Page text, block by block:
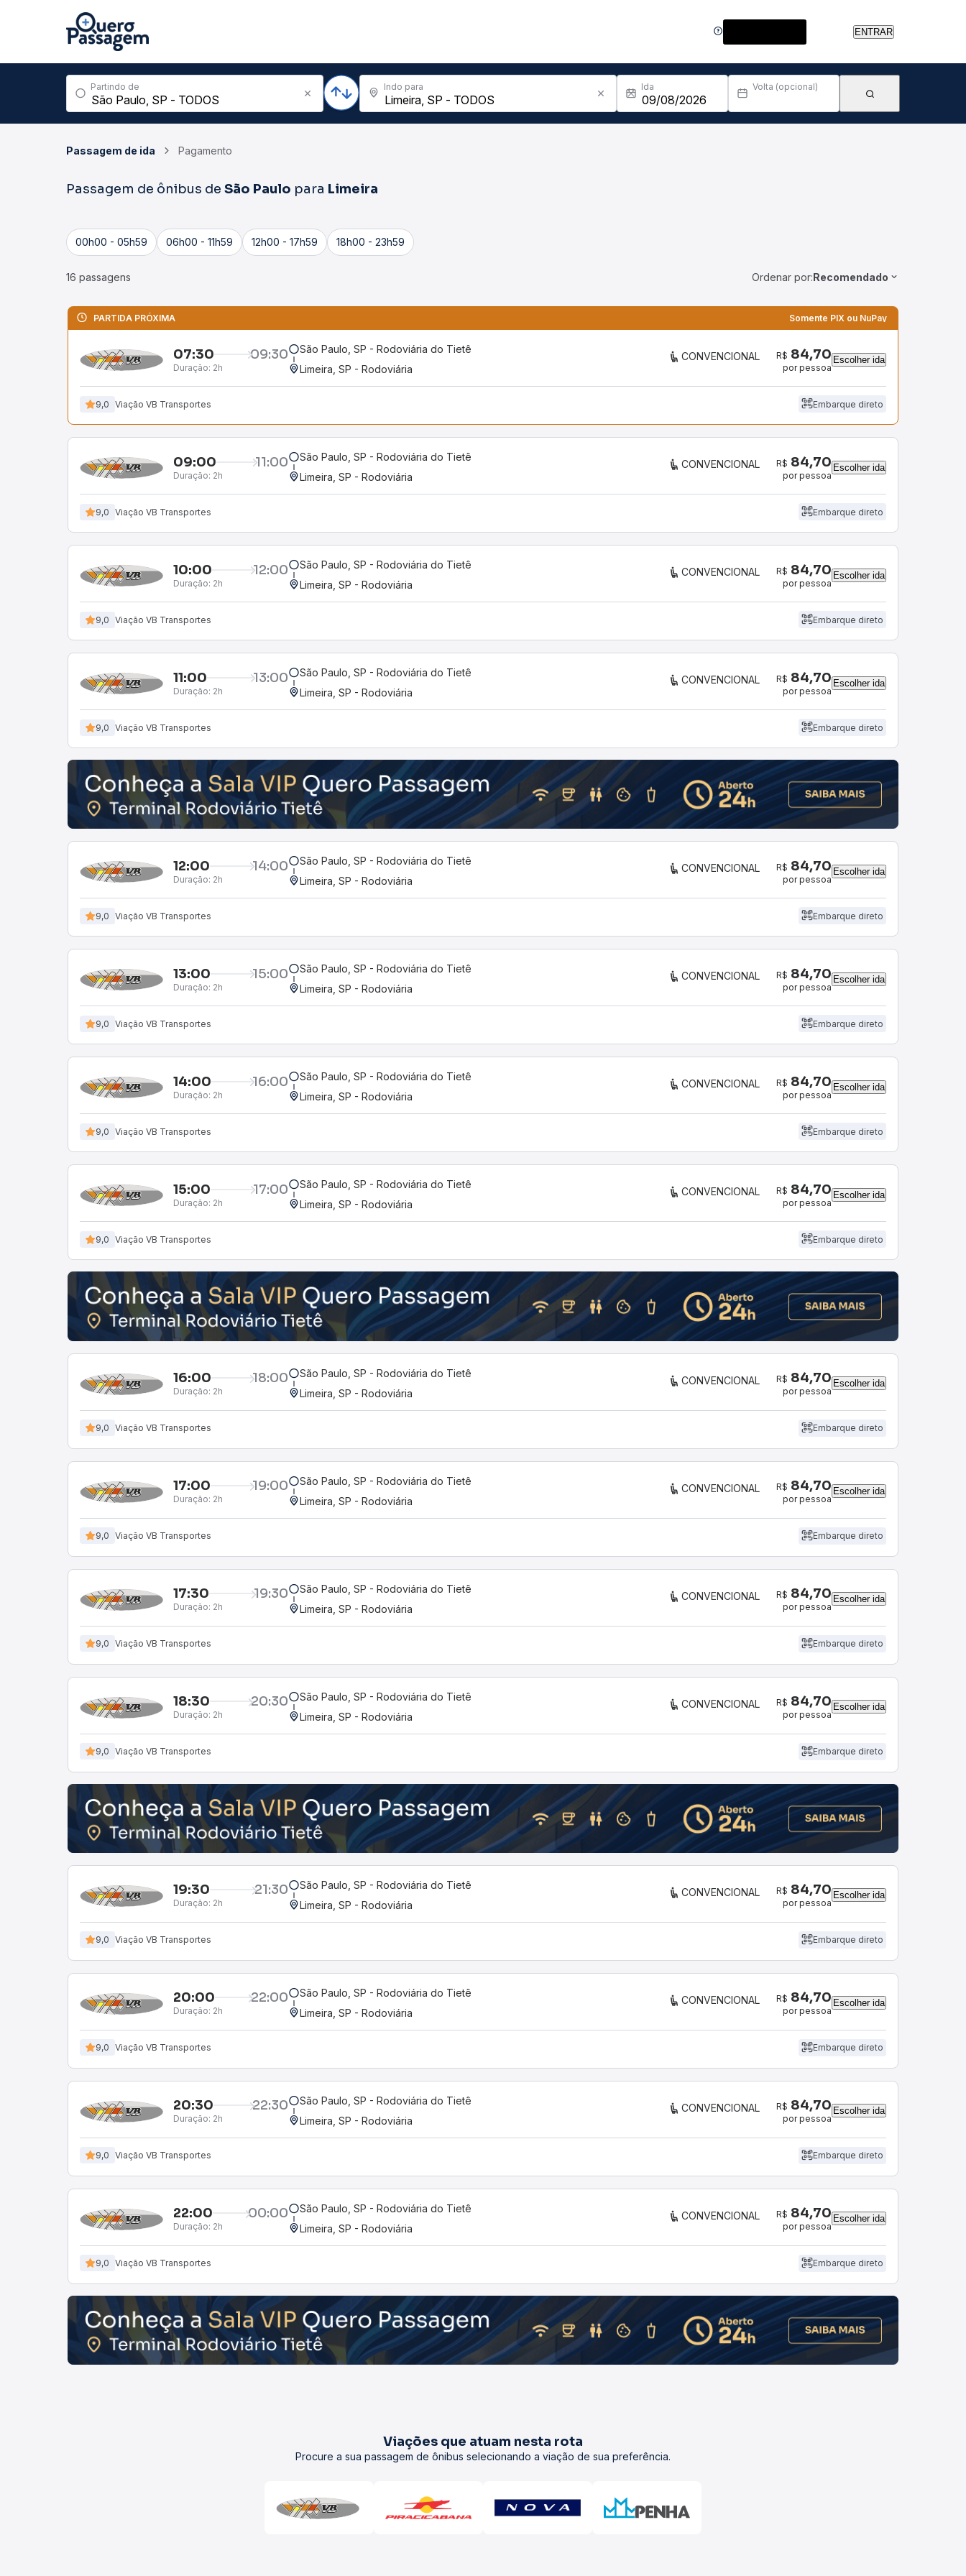
ENTRAR
Partindo de Indo para Ida Volta (opcional)
Passagem de ida Pagamento
Passagem de ônibus de São Paulo para Limeira
00h00 - 05h59 06h00 - 11h59 12h00 - 17h59 18h00 - 23h59
16 passagens Ordenar por:Recomendado
PARTIDA PRÓXIMA Somente PIX ou NuPay
07:30 09:30
Duração: 2h
São Paulo, SP - Rodoviária do Tietê
Limeira, SP - Rodoviária
CONVENCIONAL R$ 84,70
por pessoa
Escolher ida
9,0 Viação VB Transportes Embarque direto
09:00 11:00
Duração: 2h
São Paulo, SP - Rodoviária do Tietê
Limeira, SP - Rodoviária
CONVENCIONAL R$ 84,70
por pessoa
Escolher ida
9,0 Viação VB Transportes Embarque direto
10:00 12:00
Duração: 2h
São Paulo, SP - Rodoviária do Tietê
Limeira, SP - Rodoviária
CONVENCIONAL R$ 84,70
por pessoa
Escolher ida
9,0 Viação VB Transportes Embarque direto
11:00 13:00
Duração: 2h
São Paulo, SP - Rodoviária do Tietê
Limeira, SP - Rodoviária
CONVENCIONAL R$ 84,70
por pessoa
Escolher ida
9,0 Viação VB Transportes Embarque direto
12:00 14:00
Duração: 2h
São Paulo, SP - Rodoviária do Tietê
Limeira, SP - Rodoviária
CONVENCIONAL R$ 84,70
por pessoa
Escolher ida
9,0 Viação VB Transportes Embarque direto
13:00 15:00
Duração: 2h
São Paulo, SP - Rodoviária do Tietê
Limeira, SP - Rodoviária
CONVENCIONAL R$ 84,70
por pessoa
Escolher ida
9,0 Viação VB Transportes Embarque direto
14:00 16:00
Duração: 2h
São Paulo, SP - Rodoviária do Tietê
Limeira, SP - Rodoviária
CONVENCIONAL R$ 84,70
por pessoa
Escolher ida
9,0 Viação VB Transportes Embarque direto
15:00 17:00
Duração: 2h
São Paulo, SP - Rodoviária do Tietê
Limeira, SP - Rodoviária
CONVENCIONAL R$ 84,70
por pessoa
Escolher ida
9,0 Viação VB Transportes Embarque direto
16:00 18:00
Duração: 2h
São Paulo, SP - Rodoviária do Tietê
Limeira, SP - Rodoviária
CONVENCIONAL R$ 84,70
por pessoa
Escolher ida
9,0 Viação VB Transportes Embarque direto
17:00 19:00
Duração: 2h
São Paulo, SP - Rodoviária do Tietê
Limeira, SP - Rodoviária
CONVENCIONAL R$ 84,70
por pessoa
Escolher ida
9,0 Viação VB Transportes Embarque direto
17:30 19:30
Duração: 2h
São Paulo, SP - Rodoviária do Tietê
Limeira, SP - Rodoviária
CONVENCIONAL R$ 84,70
por pessoa
Escolher ida
9,0 Viação VB Transportes Embarque direto
18:30 20:30
Duração: 2h
São Paulo, SP - Rodoviária do Tietê
Limeira, SP - Rodoviária
CONVENCIONAL R$ 84,70
por pessoa
Escolher ida
9,0 Viação VB Transportes Embarque direto
19:30 21:30
Duração: 2h
São Paulo, SP - Rodoviária do Tietê
Limeira, SP - Rodoviária
CONVENCIONAL R$ 84,70
por pessoa
Escolher ida
9,0 Viação VB Transportes Embarque direto
20:00 22:00
Duração: 2h
São Paulo, SP - Rodoviária do Tietê
Limeira, SP - Rodoviária
CONVENCIONAL R$ 84,70
por pessoa
Escolher ida
9,0 Viação VB Transportes Embarque direto
20:30 22:30
Duração: 2h
São Paulo, SP - Rodoviária do Tietê
Limeira, SP - Rodoviária
CONVENCIONAL R$ 84,70
por pessoa
Escolher ida
9,0 Viação VB Transportes Embarque direto
22:00 00:00
Duração: 2h
São Paulo, SP - Rodoviária do Tietê
Limeira, SP - Rodoviária
CONVENCIONAL R$ 84,70
por pessoa
Escolher ida
9,0 Viação VB Transportes Embarque direto
Viações que atuam nesta rota
Procure a sua passagem de ônibus selecionando a viação de sua preferência.